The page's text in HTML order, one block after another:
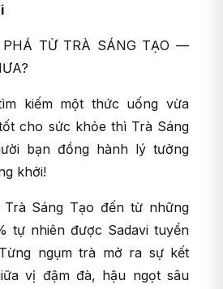
PHÁ TỪ TRÀ SÁNG TẠO —
kiếm một thức uống vừa
cho sức khỏe thì Trà Sáng
bạn đồng hành lý tưởng
khởi!
Sáng Tạo đến từ những
tự nhiên được Sadavi tuyển
ngụm trà mở ra sự kết
vị đậm đà, hậu ngọt sâu